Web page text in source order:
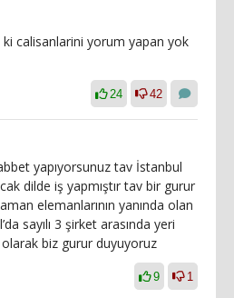
calisanlarini yorum yapan yok
24 42
yapıyorsunuz tav İstanbul
dilde iş yapmıştır tav bir gurur
elemanlarının yanında olan
sayılı 3 şirket arasında yeri
olarak biz gurur duyuyoruz
9 1